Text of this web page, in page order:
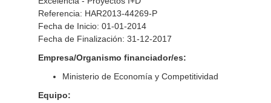
Referencia: HAR2013-44269-P
Fecha de Inicio: 01-01-2014
Fecha de Finalización: 31-12-2017
Empresa/Organismo financiador/es:
Ministerio de Economía y Competitividad
Equipo: